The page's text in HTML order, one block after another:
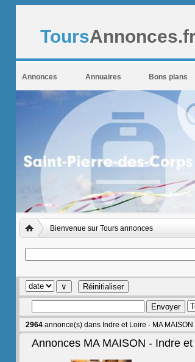
Tours
Annonces Annuaires Bons plans
Bienvenue sur Tours annonces
2964 annonce(s) dans Indre et Loire - MA MAISON
Annonces MA MAISON - Indre